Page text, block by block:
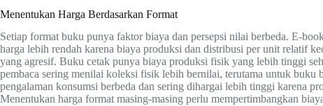
Menentukan Harga Berdasarkan Format
Setiap format buku punya faktor biaya dan persepsi nilai berbeda. E-
harga lebih rendah karena biaya produksi dan distribusi per unit relatif
yang agresif. Buku cetak punya biaya produksi fisik yang lebih tinggi
pembaca sering menilai koleksi fisik lebih bernilai, terutama untuk buku
pengalaman konsumsi berbeda dan sering dihargai lebih tinggi karena
Menentukan harga format masing-masing perlu mempertimbangkan